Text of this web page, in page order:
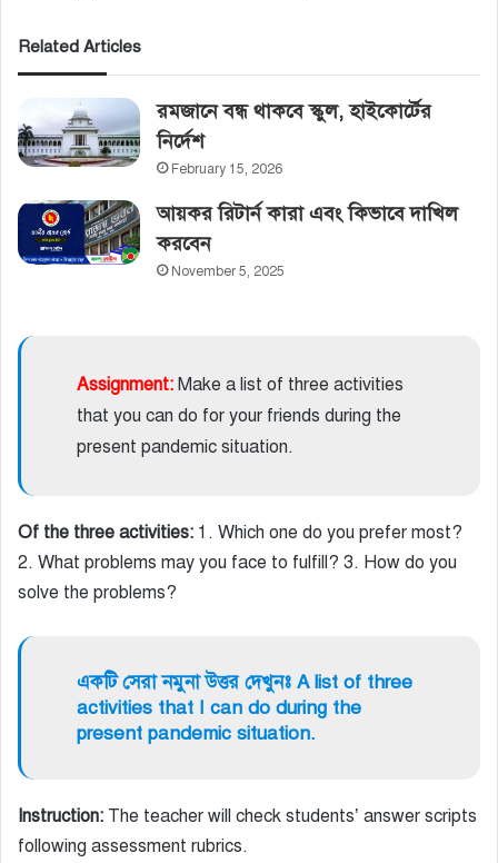
Related Articles
রমজানে বন্ধ থাকবে স্কুল, হাইকোর্টের‌
নির্দেশ
February 15, 2026
আয়কর রিটার্ন কারা এবং কিভাবে দাখিল
করবেন
November 5, 2025
Assignment: Make a list of three activities
that you can do for your friends during the
present pandemic situation.
Of the three activities: 1. Which one do you prefer most?
2. What problems may you face to fulfill? 3. How do you
solve the problems?
একটি সেরা নমুনা উত্তর দেখুনঃ A list of three
activities that I can do during the
present pandemic situation.
Instruction: The teacher will check students’ answer scripts
following assessment rubrics.